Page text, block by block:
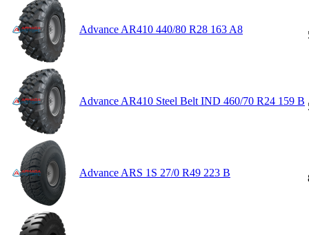
Advance AR410 440/80 R28 163 A8
Advance AR410 Steel Belt IND 460/70 R24 159 B
Advance ARS 1S 27/0 R49 223 B